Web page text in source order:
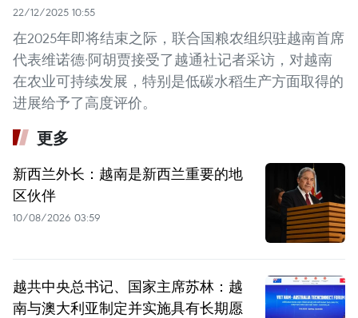
22/12/2025 10:55
在2025年即将结束之际，联合国粮农组织驻越南首席
代表维诺德·阿胡贾接受了越通社记者采访，对越南
在农业可持续发展，特别是低碳水稻生产方面取得的
进展给予了高度评价。
更多
新西兰外长：越南是新西兰重要的地
区伙伴
10/08/2026 03:59
越共中央总书记、国家主席苏林：越
南与澳大利亚制定并实施具有长期愿